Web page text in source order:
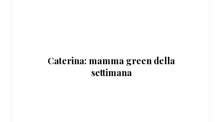
Caterina: mamma green della
settimana